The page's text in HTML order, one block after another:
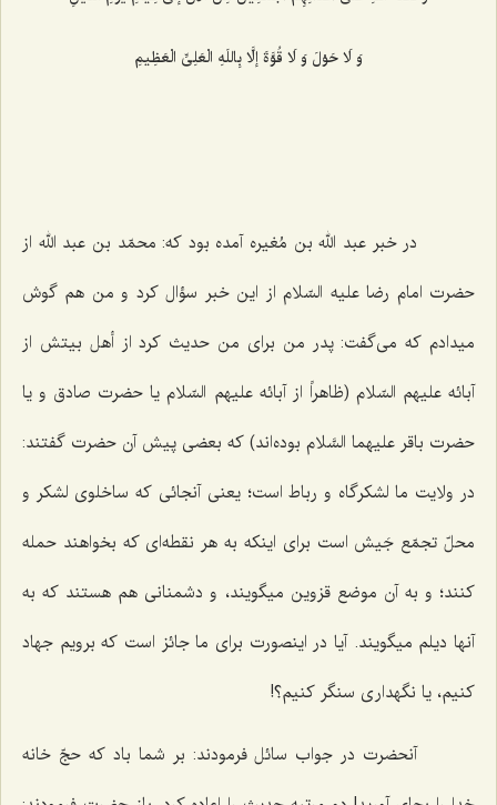
وَ لَا حَوْلَ وَ لَا قُوَّةَ إلَّا بِاللَهِ الْعَلِىِّ الْعَظِیمِ‌
در خبر عبد الله بن مُغیره آمده بود كه: محمّد بن عبد الله از
حضرت امام رضا علیه السّلام از این خبر سؤال كرد و من هم گوش
میدادم كه مى‌گفت: پدر من براى من حدیث كرد از أهل بیتش از
آبائه علیهم السّلام (ظاهراً از آبائه علیهم السّلام یا حضرت صادق و یا
حضرت باقر علیهما السَّلام بوده‌اند) كه بعضى پیش آن حضرت گفتند:
در ولایت ما لشكرگاه و رباط است؛ یعنى آنجائى كه ساخلوى لشكر و
محلّ تجمّع جَیش است براى اینكه به هر نقطه‌اى كه بخواهند حمله
كنند؛ و به آن موضع قزوین میگویند، و دشمنانى هم هستند كه به
آنها دیلم میگویند. آیا در اینصورت براى ما جائز است كه برویم جهاد
كنیم، یا نگهدارى سنگر كنیم؟!
آنحضرت در جواب سائل فرمودند: بر شما باد كه حجّ خانه